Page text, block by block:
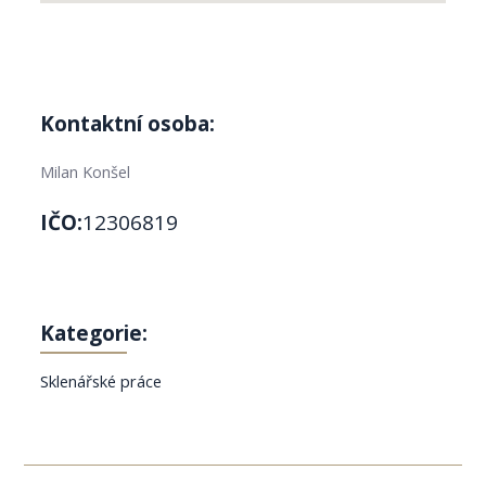
Kontaktní osoba:
Milan Konšel
IČO:12306819
Kategorie:
Sklenářské práce